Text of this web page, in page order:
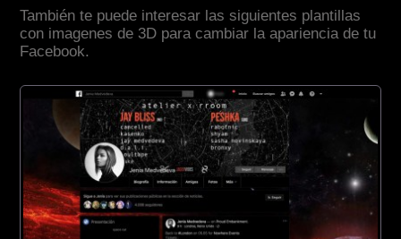
También te puede interesar las siguientes plantillas
con imagenes de 3D para cambiar la apariencia de tu
Facebook.